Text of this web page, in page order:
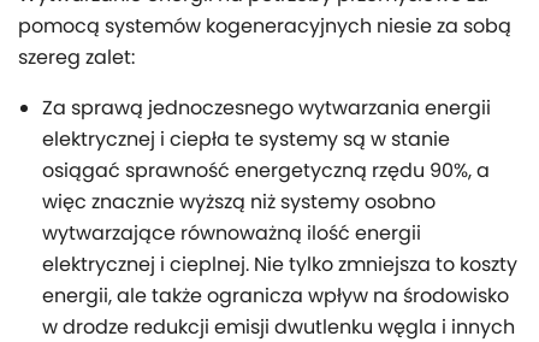
pomocą systemów kogeneracyjnych niesie za sobą
szereg zalet:
Za sprawą jednoczesnego wytwarzania energii
elektrycznej i ciepła te systemy są w stanie
osiągać sprawność energetyczną rzędu 90%, a
więc znacznie wyższą niż systemy osobno
wytwarzające równoważną ilość energii
elektrycznej i cieplnej. Nie tylko zmniejsza to koszty
energii, ale także ogranicza wpływ na środowisko
w drodze redukcji emisji dwutlenku węgla i innych